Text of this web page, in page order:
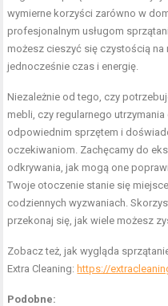
wymierne korzyści zarówno w
profesjonalnym usługom
możesz cieszyć się czystością
jednocześnie czas i energię.
Niezależnie od tego, czy
mebli, czy regularnego
odpowiednim sprzętem i
oczekiwaniom. Zachęcamy do
odkrywania, jak mogą one
Twoje otoczenie stanie się
codziennych wyzwaniach.
przekonaj się, jak wiele możesz
Zobacz też, jak wygląda
Extra Cleaning:https://
Podobne: